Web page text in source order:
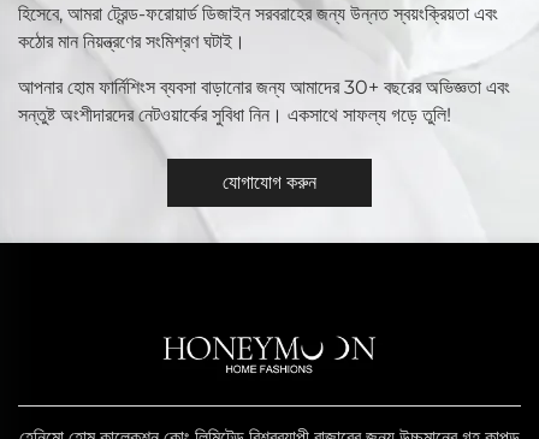
হিসেবে, আমরা ট্রেন্ড-ফরোয়ার্ড ডিজাইন সরবরাহের জন্য উন্নত স্বয়ংক্রিয়তা এবং
কঠোর মান নিয়ন্ত্রণের সংমিশ্রণ ঘটাই।
আপনার হোম ফার্নিশিংস ব্যবসা বাড়ানোর জন্য আমাদের 30+ বছরের অভিজ্ঞতা এবং
সন্তুষ্ট অংশীদারদের নেটওয়ার্কের সুবিধা নিন। একসাথে সাফল্য গড়ে তুলি!
যোগাযোগ করুন